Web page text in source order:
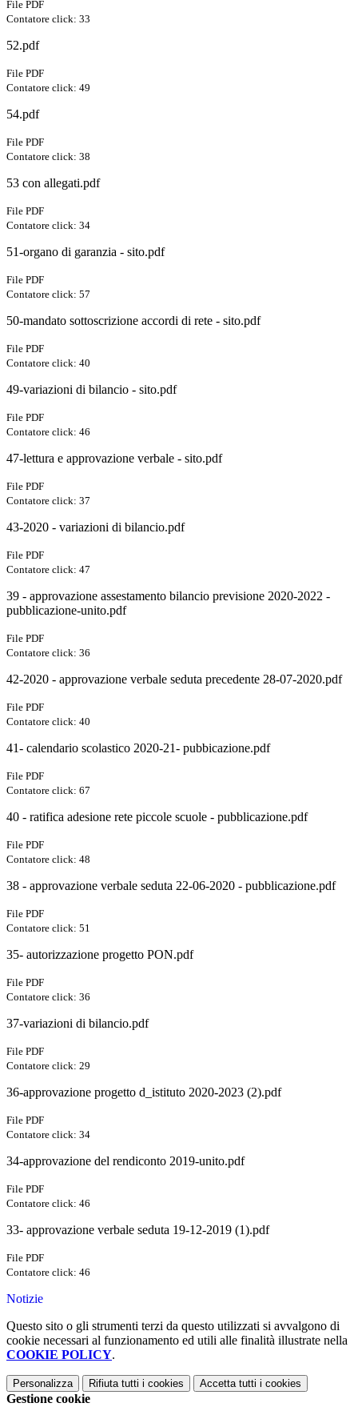
File PDF
Contatore click: 33
52.pdf
File PDF
Contatore click: 49
54.pdf
File PDF
Contatore click: 38
53 con allegati.pdf
File PDF
Contatore click: 34
51-organo di garanzia - sito.pdf
File PDF
Contatore click: 57
50-mandato sottoscrizione accordi di rete - sito.pdf
File PDF
Contatore click: 40
49-variazioni di bilancio - sito.pdf
File PDF
Contatore click: 46
47-lettura e approvazione verbale - sito.pdf
File PDF
Contatore click: 37
43-2020 - variazioni di bilancio.pdf
File PDF
Contatore click: 47
39 - approvazione assestamento bilancio previsione 2020-2022 -
pubblicazione-unito.pdf
File PDF
Contatore click: 36
42-2020 - approvazione verbale seduta precedente 28-07-2020.pdf
File PDF
Contatore click: 40
41- calendario scolastico 2020-21- pubbicazione.pdf
File PDF
Contatore click: 67
40 - ratifica adesione rete piccole scuole - pubblicazione.pdf
File PDF
Contatore click: 48
38 - approvazione verbale seduta 22-06-2020 - pubblicazione.pdf
File PDF
Contatore click: 51
35- autorizzazione progetto PON.pdf
File PDF
Contatore click: 36
37-variazioni di bilancio.pdf
File PDF
Contatore click: 29
36-approvazione progetto d_istituto 2020-2023 (2).pdf
File PDF
Contatore click: 34
34-approvazione del rendiconto 2019-unito.pdf
File PDF
Contatore click: 46
33- approvazione verbale seduta 19-12-2019 (1).pdf
File PDF
Contatore click: 46
Notizie
Questo sito o gli strumenti terzi da questo utilizzati si avvalgono di
cookie necessari al funzionamento ed utili alle finalità illustrate nella
COOKIE POLICY.
Personalizza Rifiuta tutti i cookies Accetta tutti i cookies
Gestione cookie